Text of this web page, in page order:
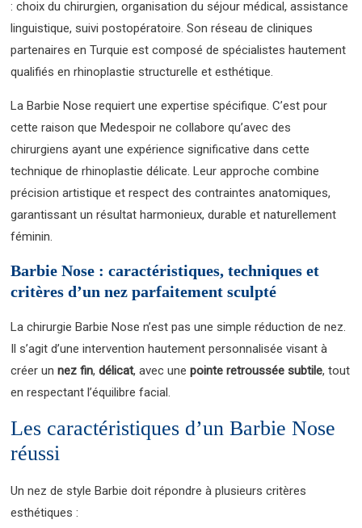
: choix du chirurgien, organisation du séjour médical, assistance
linguistique, suivi postopératoire. Son réseau de cliniques
partenaires en Turquie est composé de spécialistes hautement
qualifiés en rhinoplastie structurelle et esthétique.
La Barbie Nose requiert une expertise spécifique. C’est pour
cette raison que Medespoir ne collabore qu’avec des
chirurgiens ayant une expérience significative dans cette
technique de rhinoplastie délicate. Leur approche combine
précision artistique et respect des contraintes anatomiques,
garantissant un résultat harmonieux, durable et naturellement
féminin.
Barbie Nose : caractéristiques, techniques et
critères d’un nez parfaitement sculpté
La chirurgie Barbie Nose n’est pas une simple réduction de nez.
Il s’agit d’une intervention hautement personnalisée visant à
créer unnez fin,délicat, avec unepointe retroussée subtile, tout
en respectant l’équilibre facial.
Les caractéristiques d’un Barbie Nose
réussi
Un nez de style Barbie doit répondre à plusieurs critères
esthétiques :